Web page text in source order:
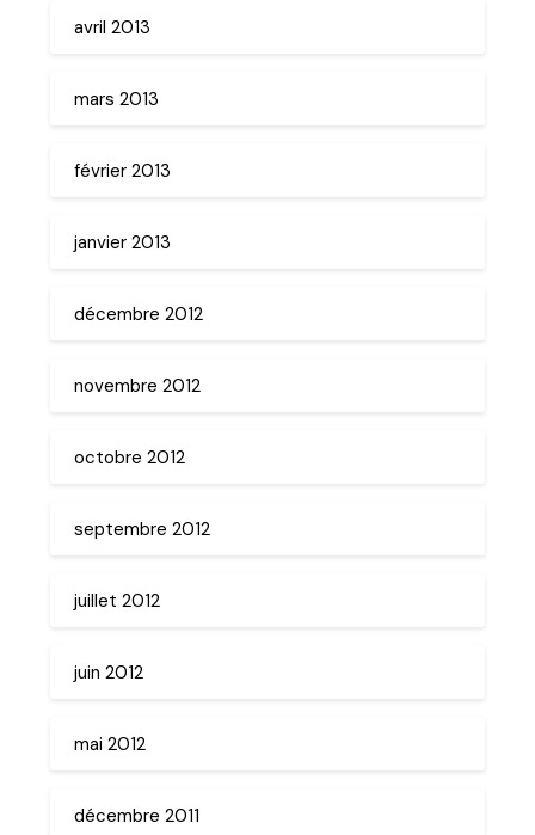
avril 2013
mars 2013
février 2013
janvier 2013
décembre 2012
novembre 2012
octobre 2012
septembre 2012
juillet 2012
juin 2012
mai 2012
décembre 2011